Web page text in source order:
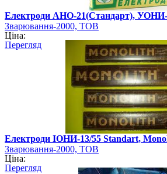
Електроди АНО-21(Стандарт), УОНИ-
Зварювання-2000, ТОВ
Ціна:
Перегляд
Електроди ІОНИ-13/55 Standart,
Зварювання-2000, ТОВ
Ціна:
Перегляд